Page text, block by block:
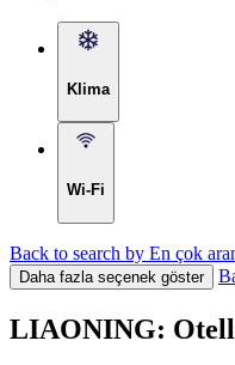
Klima
Wi-Fi
Back to search by En çok
Daha fazla seçenek göster
LIAONING: